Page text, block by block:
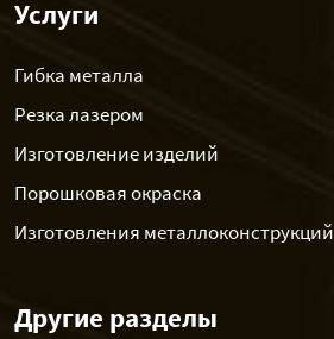
Услуги
Гибка металла
Резка лазером
Изготовление изделий
Порошковая окраска
Изготовления металлоконструкций
Другие разделы